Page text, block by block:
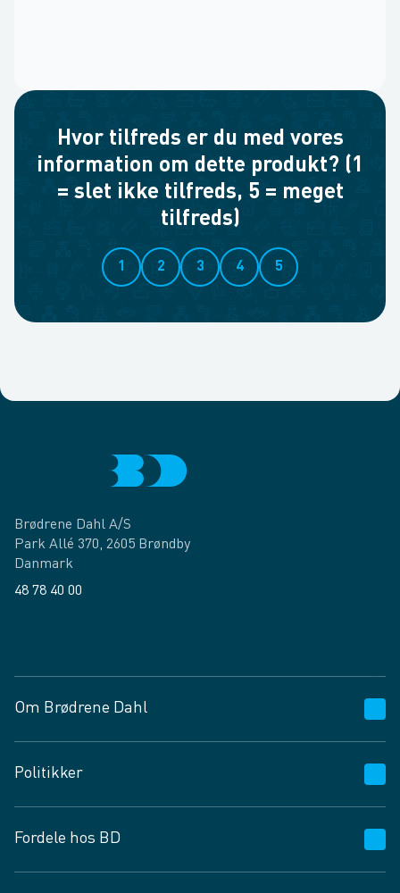
Hvor tilfreds er du med vores
information om dette produkt? (1
= slet ikke tilfreds, 5 = meget
tilfreds)
1 2 3 4 5
Brødrene Dahl A/S
Park Allé 370, 2605 Brøndby
Danmark
48 78 40 00
Om Brødrene Dahl
Vagttelefon 30 10 89 89
Spørgsmål og svar
Job og karriere
Fødevarekontrolrapport
Politikker
Privatlivspolitik
Cookies
Fordele hos BD